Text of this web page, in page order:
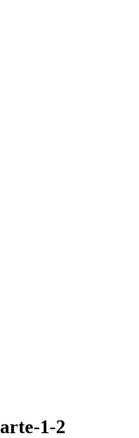
1-2